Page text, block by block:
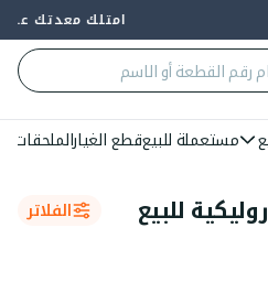
امتلك معدتك على 4 دفعات — 0% فائدة وبدون بنك
مستعملة للبيعقطع الغيارالملحقات
للبيع الفلاتر